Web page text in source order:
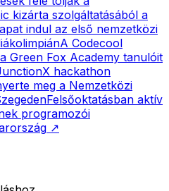
kizárta szolgáltatásából a
indul az első nemzetközi
A Codecool
Green Fox Academy tanulóit
hackathon
meg a Nemzetközi
Felsőoktatásban aktív
programozói
↗